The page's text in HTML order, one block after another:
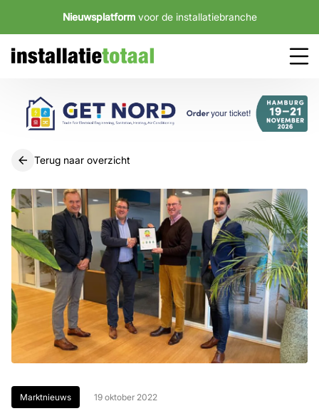
Nieuwsplatform voor de installatiebranche
Terug naar overzicht
Marktnieuws 19 oktober 2022